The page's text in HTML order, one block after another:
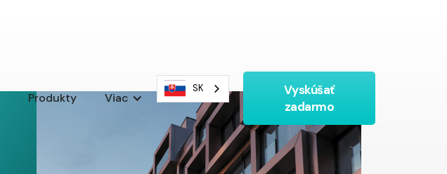
Produkty Viac
SK
Vyskúšať
zadarmo